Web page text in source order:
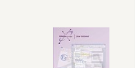
InDesign CC